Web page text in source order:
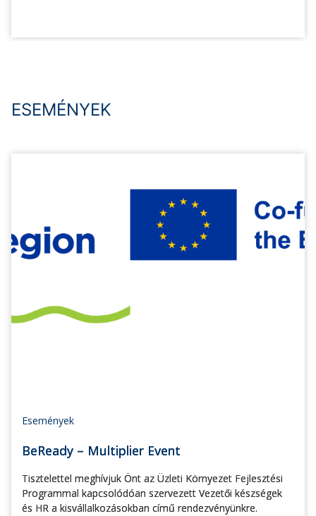
ESEMÉNYEK
Események
BeReady – Multiplier Event
Tisztelettel meghívjuk Önt az Üzleti Környezet Fejlesztési
Programmal kapcsolódóan szervezett Vezetői készségek
és HR a kisvállalkozásokban című rendezvényünkre.